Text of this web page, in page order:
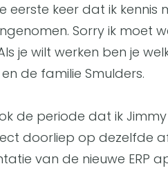
eerste keer dat ik
Sorry ik moet
je wilt werken ben je
de familie Smulders.
de periode dat ik
doorliep op dezelfde
van de nieuwe ERP